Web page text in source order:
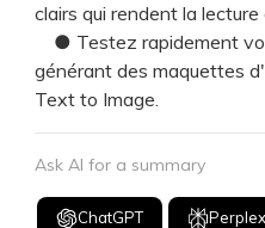
clairs qui rendent la lecture
● Testez rapidement
générant des maquettes
Text to Image.
Ask AI for a summary
ChatGPT